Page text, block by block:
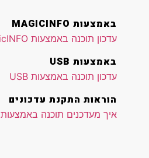
באמצעות MAGICINFO
עדכון תוכנה באמצעות MagicINFO
באמצעות USB
עדכון תוכנה באמצעות USB
הוראות התקנת עדכונים
איך מעדכנים תוכנה באמצעות USB